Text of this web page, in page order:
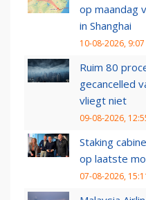
op maandag
in Shanghai
10-08-2026, 9:07
Ruim 80
gecancelled
vliegt niet
09-08-2026,
Staking
op laatste
07-08-2026,